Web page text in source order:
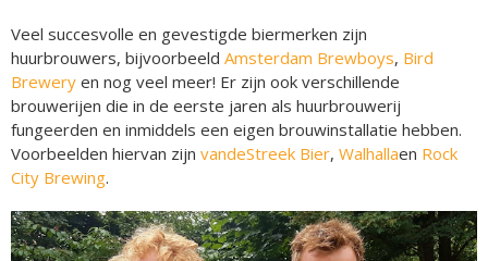
Veel succesvolle en gevestigde biermerken zijn
huurbrouwers, bijvoorbeeld Amsterdam Brewboys, Bird
Brewery en nog veel meer! Er zijn ook verschillende
brouwerijen die in de eerste jaren als huurbrouwerij
fungeerden en inmiddels een eigen brouwinstallatie hebben.
Voorbeelden hiervan zijn vandeStreek Bier, Walhallaen Rock
City Brewing.